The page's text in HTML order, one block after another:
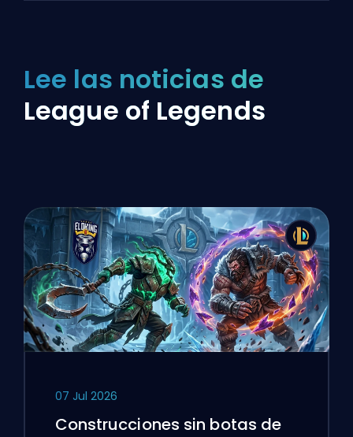
Lee las noticias de
League of Legends
07 Jul 2026
Construcciones sin botas de